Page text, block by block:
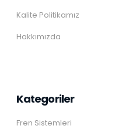
Kalite Politikamız
Hakkımızda
Kategoriler
Fren Sistemleri